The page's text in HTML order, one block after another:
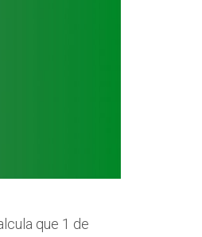
que 1 de